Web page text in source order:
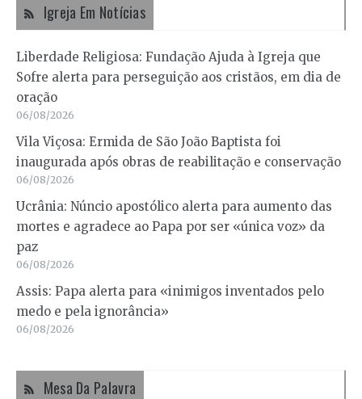
Igreja Em Notícias
Liberdade Religiosa: Fundação Ajuda à Igreja que
Sofre alerta para perseguição aos cristãos, em dia de
oração
06/08/2026
Vila Viçosa: Ermida de São João Baptista foi
inaugurada após obras de reabilitação e conservação
06/08/2026
Ucrânia: Núncio apostólico alerta para aumento das
mortes e agradece ao Papa por ser «única voz» da
paz
06/08/2026
Assis: Papa alerta para «inimigos inventados pelo
medo e pela ignorância»
06/08/2026
Mesa Da Palavra